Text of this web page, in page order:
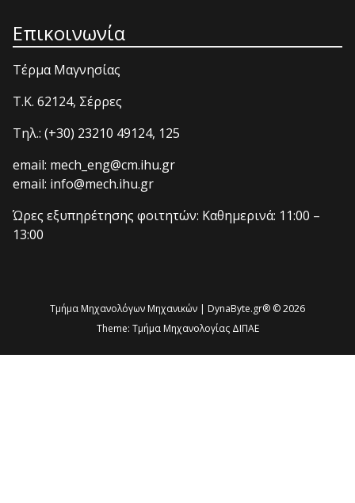
Επικοινωνία
Τέρμα Μαγνησίας
T.K. 62124, Σέρρες
Τηλ.: (+30) 23210 49124, 125
email: mech_eng@cm.ihu.gr
email: info@mech.ihu.gr
Ώρες εξυπηρέτησης φοιτητών: Καθημερινά: 11:00 –
13:00
Τμήμα Μηχανολόγων Μηχανικών | DynaByte.gr® © 2026
Theme: Τμήμα Μηχανολογίας ΔΙΠΑΕ